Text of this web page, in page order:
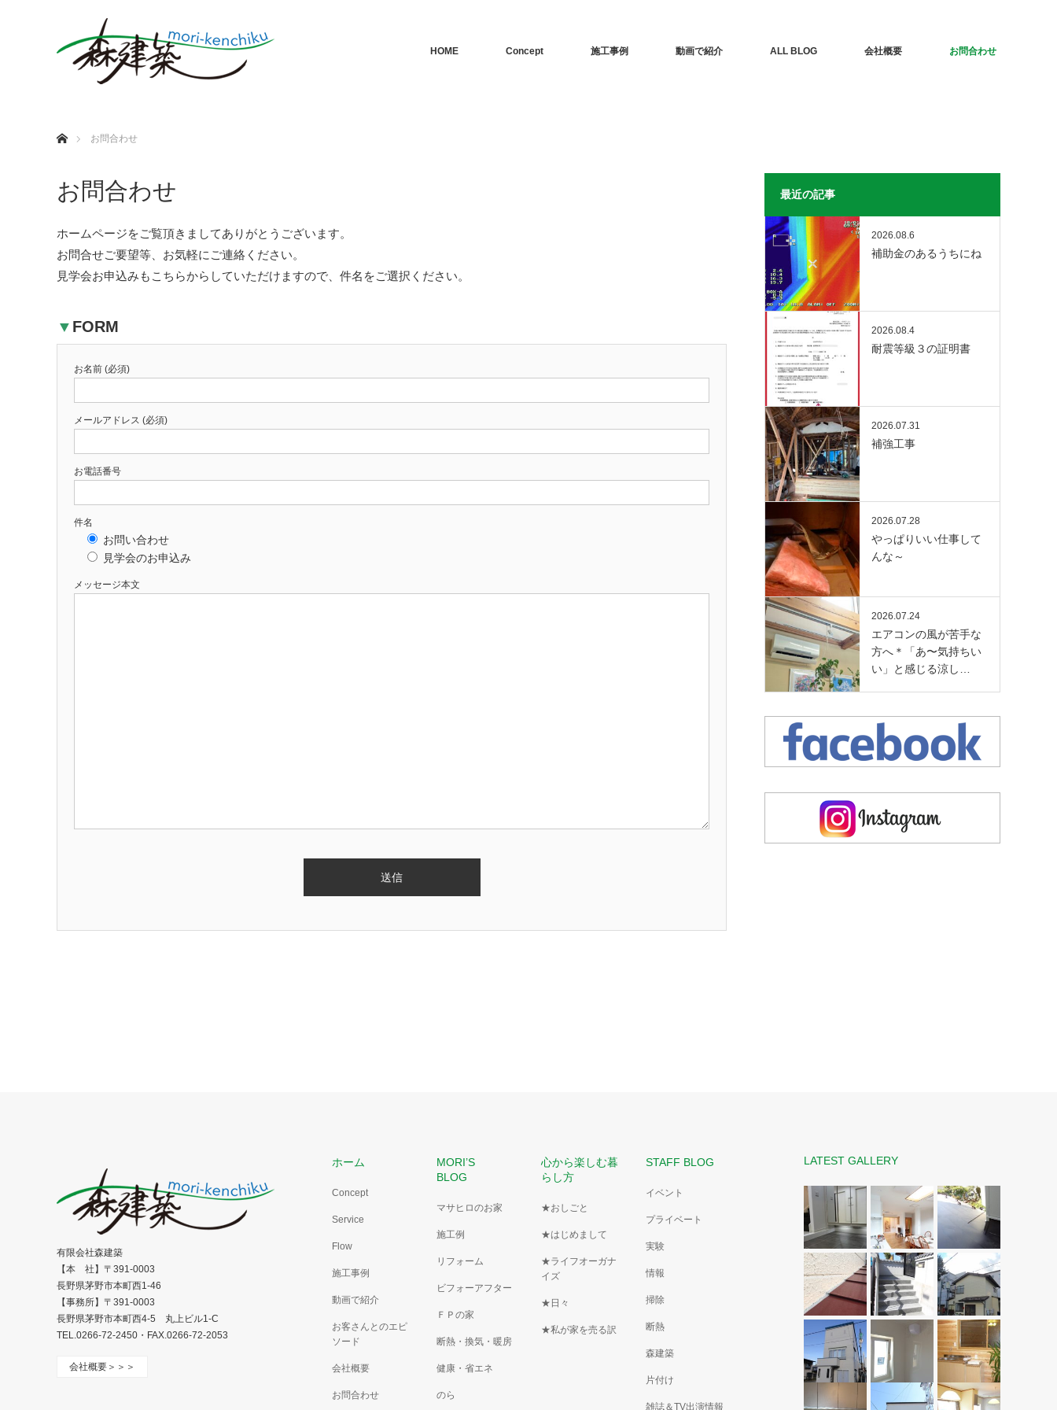
HOME Concept 施工事例 動画で紹介 ALL BLOG 会社概要 お問合わせ
お問合わせ
お問合わせ
ホームページをご覧頂きましてありがとうございます。
お問合せご要望等、お気軽にご連絡ください。
見学会お申込みもこちらからしていただけますので、件名をご選択ください。
▼ FORM
お名前 (必須)
メールアドレス (必須)
お電話番号
件名
お問い合わせ
見学会のお申込み
メッセージ本文
最近の記事
2026.08.6
補助金のあるうちにね
2026.08.4
耐震等級３の証明書
2026.07.31
補強工事
2026.07.28
やっぱりいい仕事して
んな～
2026.07.24
エアコンの風が苦手な
方へ＊「あ〜気持ちい
い」と感じる涼し…
ホーム
Concept
Service
Flow
施工事例
動画で紹介
お客さんとのエピ
ソード
会社概要
お問合わせ
MORI’S
BLOG
マサヒロのお家
施工例
リフォーム
ビフォーアフター
ＦＰの家
断熱・換気・暖房
健康・省エネ
のら
心から楽しむ暮
らし方
★おしごと
★はじめまして
★ライフオーガナ
イズ
★日々
★私が家を売る訳
STAFF BLOG
イベント
プライベート
実験
情報
掃除
断熱
森建築
片付け
雑誌＆TV出演情報
LATEST GALLERY
有限会社森建築
【本 社】〒391-0003
長野県茅野市本町西1-46
【事務所】〒391-0003
長野県茅野市本町西4-5 丸上ビル1-C
TEL.0266-72-2450・FAX.0266-72-2053
会社概要＞＞＞